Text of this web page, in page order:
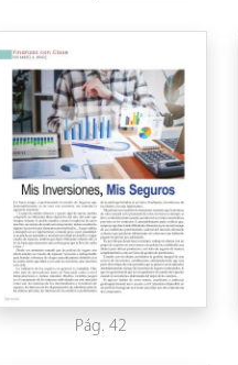
Pág. 42